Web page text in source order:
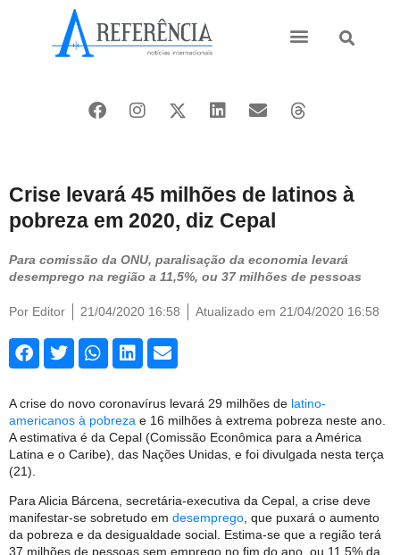
Crise levará 45 milhões de latinos à
pobreza em 2020, diz Cepal
Para comissão da ONU, paralisação da economia levará
desemprego na região a 11,5%, ou 37 milhões de pessoas
Por Editor 21/04/2020 16:58 Atualizado em 21/04/2020 16:58
A crise do novo coronavírus levará 29 milhões de latino-
americanos à pobreza e 16 milhões à extrema pobreza neste ano.
A estimativa é da Cepal (Comissão Econômica para a América
Latina e o Caribe), das Nações Unidas, e foi divulgada nesta terça
(21).
Para Alicia Bárcena, secretária-executiva da Cepal, a crise deve
manifestar-se sobretudo em desemprego, que puxará o aumento
da pobreza e da desigualdade social. Estima-se que a região terá
37 milhões de pessoas sem emprego no fim do ano, ou 11,5% da